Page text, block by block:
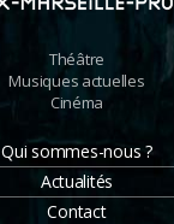
Théâtre
Musiques actuelles
Cinéma
Qui sommes-nous ?
Actualités
Contact